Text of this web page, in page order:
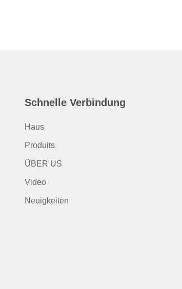
Schnelle Verbindung
Haus
Produits
ÜBER US
Video
Neuigkeiten